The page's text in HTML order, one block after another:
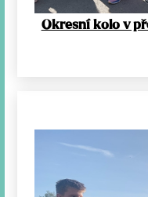
Okresní kolo v